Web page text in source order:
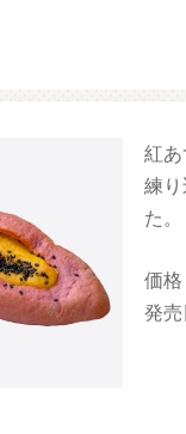
紅
練
た。
価格
発売